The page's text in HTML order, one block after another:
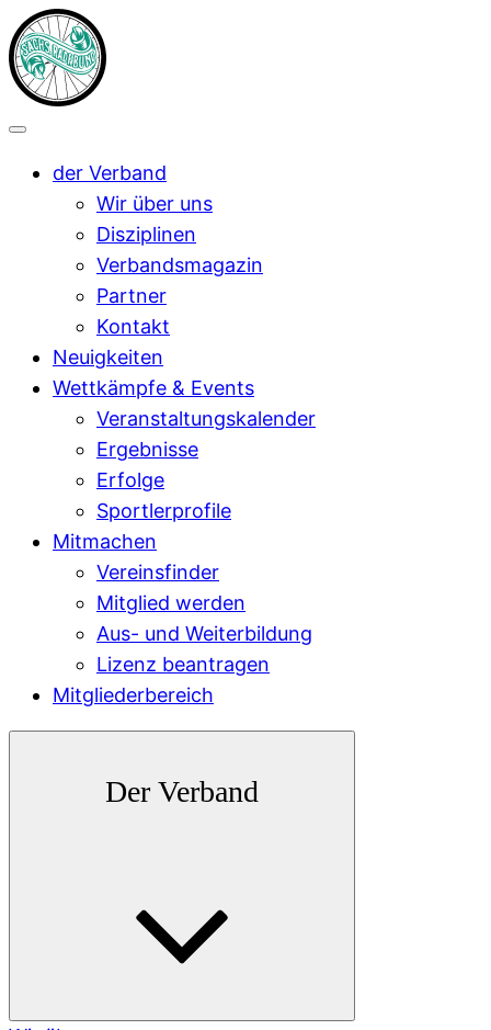
der Verband
Wir über uns
Disziplinen
Verbandsmagazin
Partner
Kontakt
Neuigkeiten
Wettkämpfe & Events
Veranstaltungskalender
Ergebnisse
Erfolge
Sportlerprofile
Mitmachen
Vereinsfinder
Mitglied werden
Aus- und Weiterbildung
Lizenz beantragen
Mitgliederbereich
Der Verband